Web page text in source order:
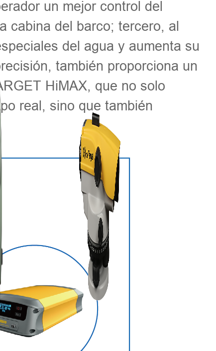
un mejor control del
cabina del barco; tercero, al
del agua y aumenta su
también proporciona un
HiMAX, que no solo
real, sino que también